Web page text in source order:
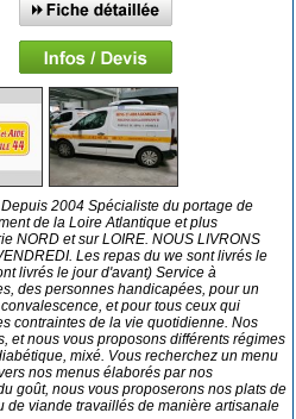
2004 Spécialiste du portage de
de la Loire Atlantique et plus
NORD et sur LOIRE. NOUS LIVRONS
Les repas du we sont livrés le
livrés le jour d'avant) Service à
des personnes handicapées, pour un
et pour tous ceux qui
contraintes de la vie quotidienne. Nos
et nous vous proposons différents régimes
mixé. Vous recherchez un menu
nos menus élaborés par nos
goût, nous vous proposerons nos plats de
de viande travaillés de manière artisanale